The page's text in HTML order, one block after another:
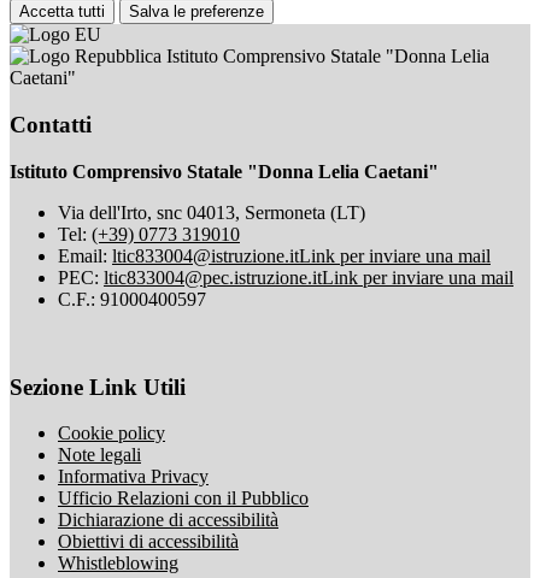
Accetta tutti Salva le preferenze
Istituto Comprensivo Statale "Donna Lelia
Caetani"
Contatti
Istituto Comprensivo Statale "Donna Lelia Caetani"
Via dell'Irto, snc 04013, Sermoneta (LT)
Tel: (+39) 0773 319010
Email: ltic833004@istruzione.itLink per inviare una mail
PEC: ltic833004@pec.istruzione.itLink per inviare una mail
C.F.: 91000400597
Sezione Link Utili
Cookie policy
Note legali
Informativa Privacy
Ufficio Relazioni con il Pubblico
Dichiarazione di accessibilità
Obiettivi di accessibilità
Whistleblowing